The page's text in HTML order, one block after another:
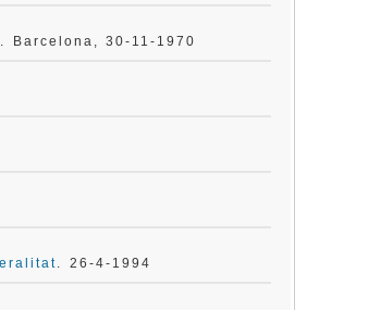
. Barcelona, 30-11-1970
. 26-4-1994